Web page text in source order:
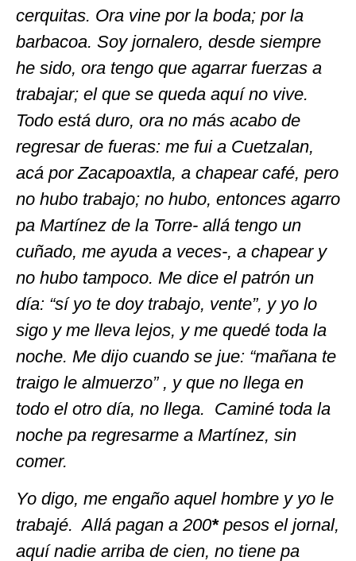
cerquitas. Ora vine por la boda; por la
barbacoa. Soy jornalero, desde siempre
he sido, ora tengo que agarrar fuerzas a
trabajar; el que se queda aquí no vive.
Todo está duro, ora no más acabo de
regresar de fueras: me fui a Cuetzalan,
acá por Zacapoaxtla, a chapear café, pero
no hubo trabajo; no hubo, entonces agarro
pa Martínez de la Torre- allá tengo un
cuñado, me ayuda a veces-, a chapear y
no hubo tampoco. Me dice el patrón un
día: “sí yo te doy trabajo, vente”, y yo lo
sigo y me lleva lejos, y me quedé toda la
noche. Me dijo cuando se jue: “mañana te
traigo le almuerzo” , y que no llega en
todo el otro día, no llega. Caminé toda la
noche pa regresarme a Martínez, sin
comer.
Yo digo, me engaño aquel hombre y yo le
trabajé. Allá pagan a 200*pesos el jornal,
aquí nadie arriba de cien, no tiene pa